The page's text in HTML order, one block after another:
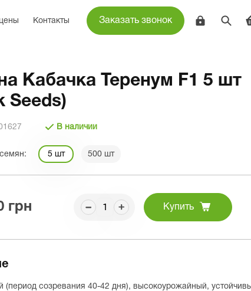
Контакты Заказать звонок
Кабачка Теренум F1 5 шт
Seeds)
В наличии
5 шт 500 шт
грн Купить
(период созревания 40-42 дня), высокоурожайный,